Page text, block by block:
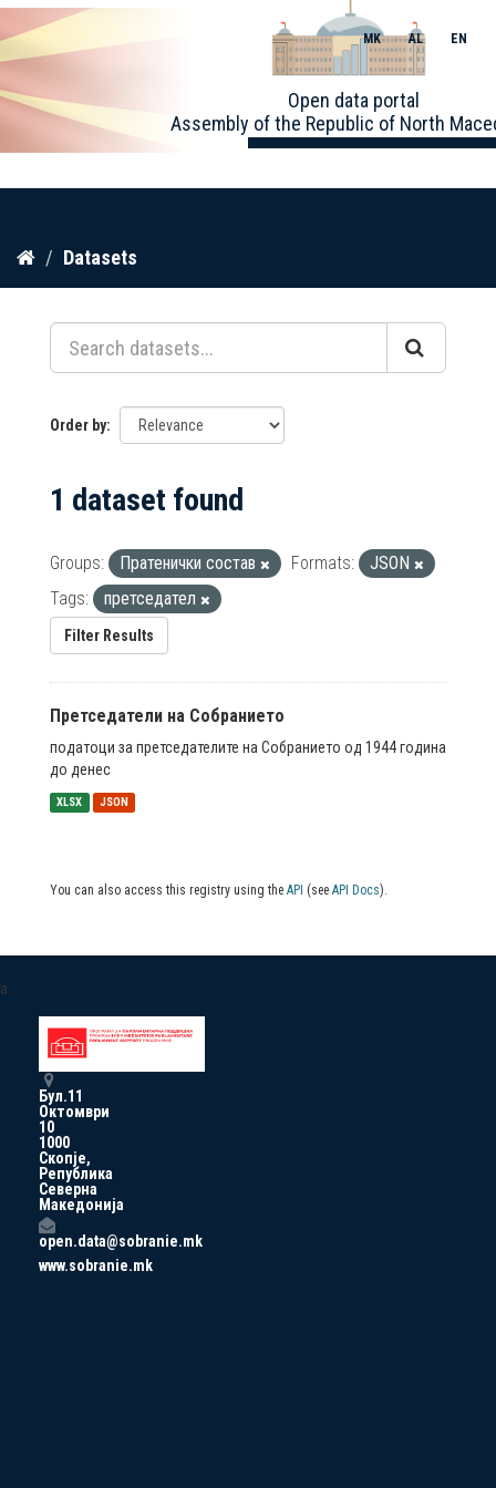
Skip
content
Open data portal
Assembly of the Republic of North
MK AL EN
Datasets
Order by
1 dataset found
Groups: Пратенички состав Formats:
JSON
Tags:
претседател
Filter Results
Претседатели на Собранието
податоци за претседателите на Собранието од 1944 година
до денес
XLSX JSON
You can also access this registry using the API (see API Docs).
a
Бул.11
Октомври
10
1000
Скопје,
Република
Северна
Македонија
open.data@sobranie.mk
www.sobranie.mk